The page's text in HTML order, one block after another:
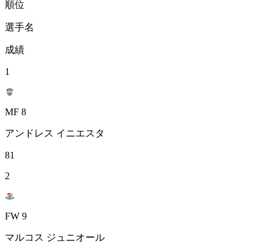
順位
選手名
成績
1
MF 8
アンドレス イニエスタ
81
2
FW 9
マルコス ジュニオール